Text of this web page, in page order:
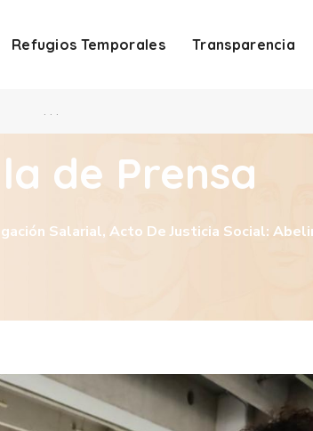
Refugios Temporales Transparencia
. . .
de Prensa
Salarial, Acto De Justicia Social: